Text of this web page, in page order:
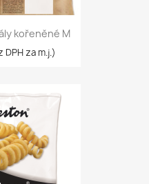
kořeněné M
DPH za m.j.)